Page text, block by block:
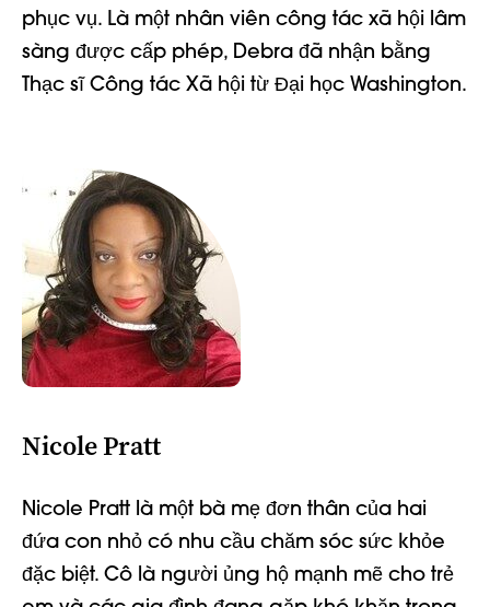
phục vụ. Là một nhân viên công tác xã hội lâm
sàng được cấp phép, Debra đã nhận bằng
Thạc sĩ Công tác Xã hội từ Đại học Washington.
Nicole Pratt
Nicole Pratt là một bà mẹ đơn thân của hai
đứa con nhỏ có nhu cầu chăm sóc sức khỏe
đặc biệt. Cô là người ủng hộ mạnh mẽ cho trẻ